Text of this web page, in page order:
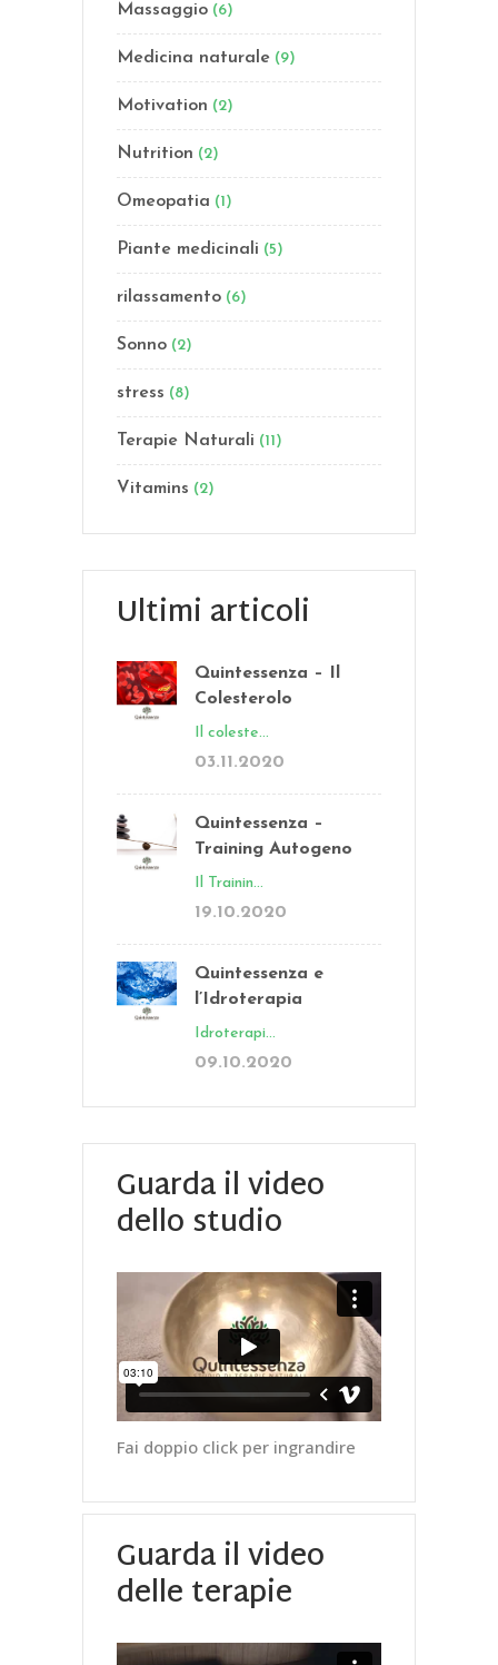
Massaggio (6)
Medicina naturale (9)
Motivation (2)
Nutrition (2)
Omeopatia (1)
Piante medicinali (5)
rilassamento (6)
Sonno (2)
stress (8)
Terapie Naturali (11)
Vitamins (2)
Ultimi articoli
Quintessenza – Il
Colesterolo
Il coleste...
03.11.2020
Quintessenza –
Training Autogeno
Il Trainin...
19.10.2020
Quintessenza e
l’Idroterapia
Idroterapi...
09.10.2020
Guarda il video
dello studio
Fai doppio click per ingrandire
Guarda il video
delle terapie